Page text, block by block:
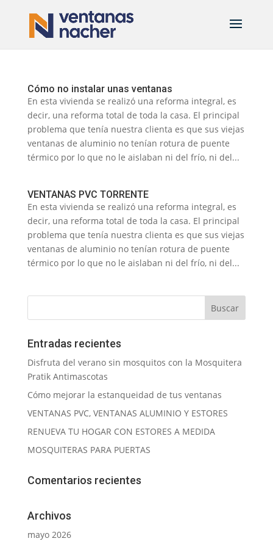
Cómo no instalar unas ventanas
En esta vivienda se realizó una reforma integral, es
decir, una reforma total de toda la casa. El principal
problema que tenía nuestra clienta es que sus viejas
ventanas de aluminio no tenían rotura de puente
térmico por lo que no le aislaban ni del frío, ni del...
VENTANAS PVC TORRENTE
En esta vivienda se realizó una reforma integral, es
decir, una reforma total de toda la casa. El principal
problema que tenía nuestra clienta es que sus viejas
ventanas de aluminio no tenían rotura de puente
térmico por lo que no le aislaban ni del frío, ni del...
Entradas recientes
Disfruta del verano sin mosquitos con la Mosquitera
Pratik Antimascotas
Cómo mejorar la estanqueidad de tus ventanas
VENTANAS PVC, VENTANAS ALUMINIO Y ESTORES
RENUEVA TU HOGAR CON ESTORES A MEDIDA
MOSQUITERAS PARA PUERTAS
Comentarios recientes
Archivos
mayo 2026